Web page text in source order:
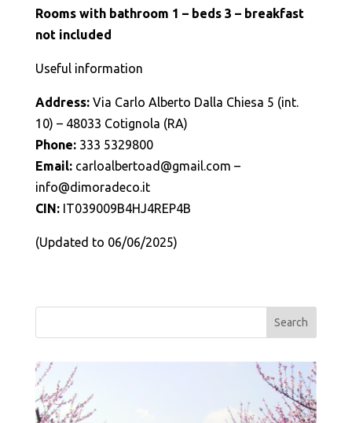
Rooms with bathroom 1 – beds 3 – breakfast
not included
Useful information
Address:Via Carlo Alberto Dalla Chiesa 5 (int.
10) – 48033 Cotignola (RA)
Phone:333 5329800
Email:carloalbertoad@gmail.com –
info@dimoradeco.it
CIN:IT039009B4HJ4REP4B
(Updated to 06/06/2025)